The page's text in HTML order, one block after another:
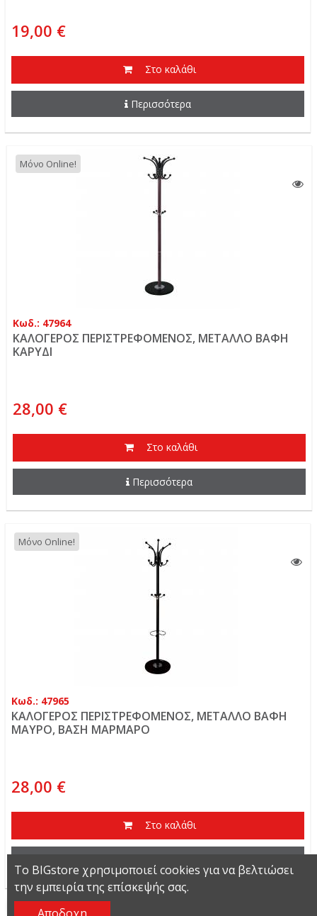
19,00 €
Στο καλάθι
Περισσότερα
Μόνο Online!
Κωδ.: 47964
ΚΑΛΟΓΕΡΟΣ ΠΕΡΙΣΤΡΕΦΟΜΕΝΟΣ, ΜΕΤΑΛΛΟ ΒΑΦΗ
ΚΑΡΥΔΙ
28,00 €
Στο καλάθι
Περισσότερα
Μόνο Online!
Κωδ.: 47965
ΚΑΛΟΓΕΡΟΣ ΠΕΡΙΣΤΡΕΦΟΜΕΝΟΣ, ΜΕΤΑΛΛΟ ΒΑΦΗ
ΜΑΥΡΟ, ΒΑΣΗ ΜΑΡΜΑΡΟ
28,00 €
Στο καλάθι
Το BIGstore χρησιμοποιεί cookies για να βελτιώσει
την εμπειρία της επίσκεψής σας.